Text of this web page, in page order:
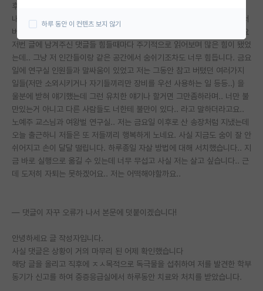
대학원 합격 후기 게시판
연구실(PI) 홍보 게시판
석박사 채용 정보 게시판
임용 정보 게시판
학부 인턴 게시판
취업 게시판
임용 후기 게시판
인문사회 계열 게시판
특수/전문대학원 게시판
반도체/AI 게시판
후 연구실 내에서 9개월째 왕따 비슷하게 지내고 있습니다. 다행히 연구실
내에 남자친구가 있어 남자친구가 저를 많이 보살펴 줍니다. 그래서 힘 내서
버텨서 졸업하려고 했는데.. 너무 힘듭니다.. 교수님께 말해도 소용없었어요
저번 글에 남겨주신 댓글들 힘들때마다 주기적으로 읽어보며 많은 힘이 됐었
는데.. 그냥 저 인간들이랑 같은 공간에서 숨쉬기조차도 너무 힘듭니다. 금요
일에 연구실 인원들과 말싸움이 있었고 저는 그동안 참고 버텼던 여러가지
일들(저만 소외시키거나 자기들끼리만 장비를 우선 사용하는 일 등등..) 을
울분에 받혀 얘기했는데 그런 유치한 얘기나 할거면 그만좀하라며.. 너만 불
만있는거 아니고 다른 사람들도 너한테 불만이 있다.. 라고 말하더라고요..
노예주 교스님과 여왕벌 연구실.. 저는 금요일 이후로 산 송장처럼 지냈는데
오늘 출근하니 저들은 또 저들끼리 행복하게 노네요. 사실 지금도 숨이 잘 안
쉬어지고 손이 달달 떨립니다. 하루종일 자살 방법에 대해 서치했습니다.. 지
금 바로 실행으로 옮길 수 있는데 너무 무섭고 사실 저는 살고 싶습니다.. 근
데 도저히 자퇴는 못하겠어요.. 저는 어떡해야할까요..
— 댓글이 자꾸 오류가 나서 본문에 덧붙이겠습니다!
안녕하세요 글 작성자입니다.
사실 댓글은 상황이 거의 마무리 된 어제 확인했습니다
해당 글을 올리고 직후에 ㅈㅅ목적으로 독극물을 섭취하여 저를 발견한 학부
동기가 신고를 하여 중증응급실에서 하루동안 치료와 처치를 받았습니다.
하루 동안 이 컨텐츠 보지 않기